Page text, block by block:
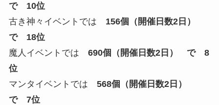
で 10位
古き神々イベントでは 156個（開催日数2日）
で 18位
魔人イベントでは 690個（開催日数2日） で 8
位
マンタイベントでは 568個（開催日数2日）
で 7位